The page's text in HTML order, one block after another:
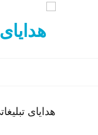
هدایای